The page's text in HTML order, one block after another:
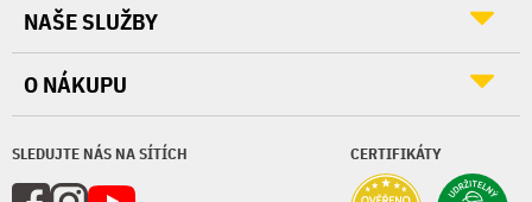
SLEDUJTE NÁS NA SÍTÍCH CERTIFIKÁTY
NAŠE SLUŽBY
O NÁKUPU